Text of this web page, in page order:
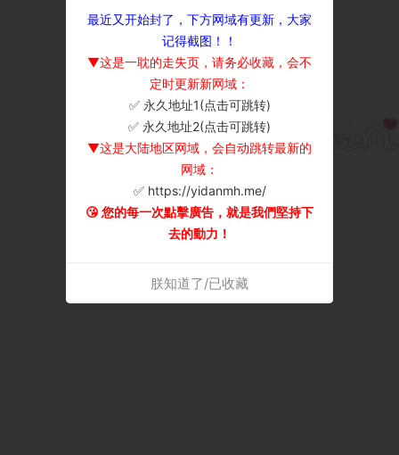
最近又开始封了，下方网域有更新，大家
记得截图！！
▼这是一耽的走失页，请务必收藏，会不
定时更新新网域：
✅ 永久地址1(点击可跳转)
✅ 永久地址2(点击可跳转)
▼这是大陆地区网域，会自动跳转最新的
网域：
✅ https://yidanmh.me/
😘 您的每一次點擊廣告，就是我們堅持下
去的動力！
朕知道了/已收藏